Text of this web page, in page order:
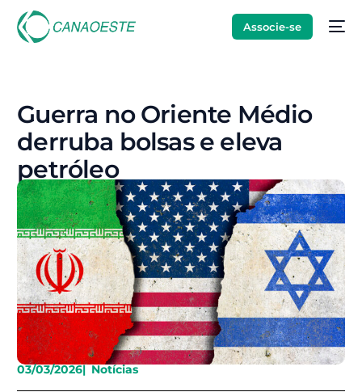
Associe-se
Guerra no Oriente Médio
derruba bolsas e eleva
petróleo
03/03/2026| Notícias